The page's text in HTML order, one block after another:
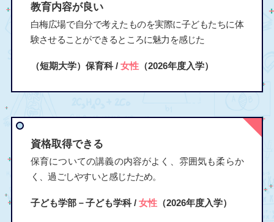
教育内容が良い
白梅広場で自分で考えたものを実際に子どもたちに体
験させることができるところに魅力を感じた
（短期大学）保育科 / 女性（2026年度入学）
資格取得できる
保育についての講義の内容がよく、雰囲気も柔らか
く、過ごしやすいと感じたため。
子ども学部－子ども学科 / 女性（2026年度入学）